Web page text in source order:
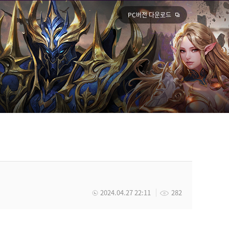
PC버전 다운로드
282
2024.04.27 22:11